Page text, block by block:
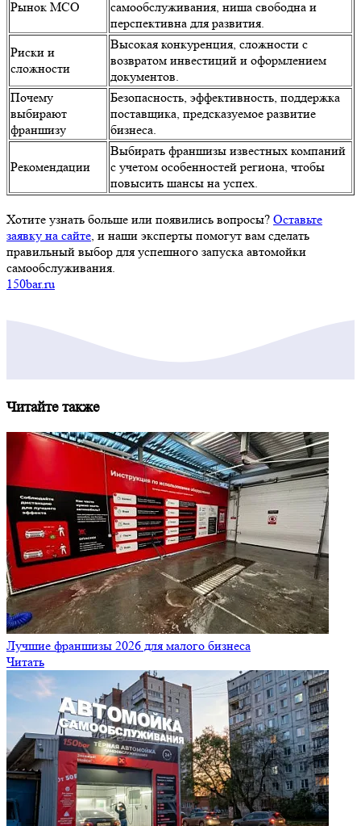
150bar.ru
Читайте также
Лучшие франшизы 2026 для малого бизнеса
Читать
Пассивный доход на франшизе: реальность вендинга и МСО
Читать